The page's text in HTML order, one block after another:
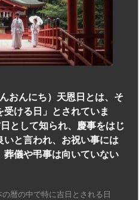
おんにち）天恩日とは、そ
ける日」とされていま
として知られ、慶事をはじ
と言われ、お祝い事には
葬儀や弔事は向いていない
暦の中で特に吉日とされる日